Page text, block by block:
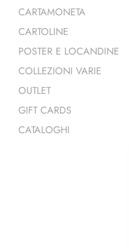
CARTAMONETA
CARTOLINE
POSTER E LOCANDINE
COLLEZIONI VARIE
OUTLET
GIFT CARDS
CATALOGHI